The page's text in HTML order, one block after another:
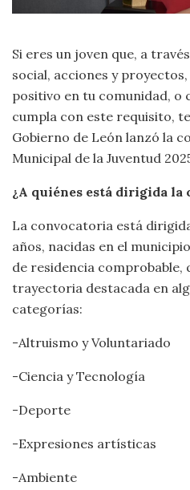
Si eres un joven que, a
social, acciones y
positivo en tu comunidad, o
cumpla con este requisito,
Gobierno de León lanzó la
Municipal de la Juventud
¿A quiénes está dirigida la
La convocatoria está
años, nacidas en el
de residencia comprobable,
trayectoria destacada en
categorías:
-Altruismo y Voluntariado
-Ciencia y Tecnología
-Deporte
-Expresiones artísticas
-Ambiente